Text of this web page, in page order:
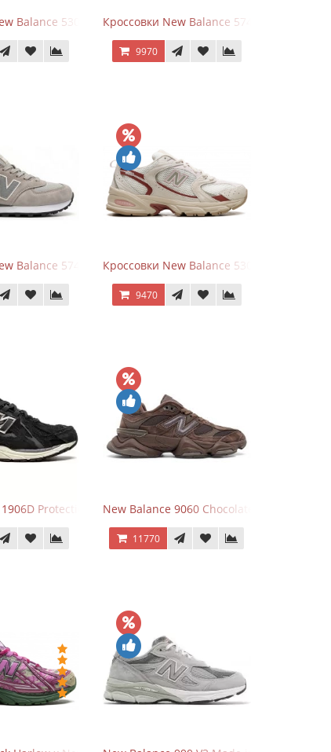
Balance 530 White Silver MetallicКроссовки New Balance 574 Power Beige
9970
Leather
Balance 574 Silver Summer FogКроссовки New Balance 530 Festival Pack
9470
Protection Pack Black черные
New Balance 9060 Chocolate Brown
11770